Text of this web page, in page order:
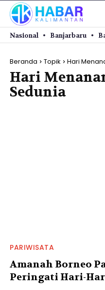
Nasional Banjarbaru
Beranda Topik Hari
Hari
Sedunia
PARIWISATA
Amanah Borneo
Peringati Hari-